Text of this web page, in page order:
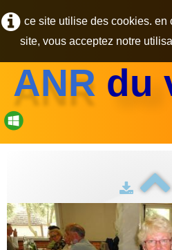
ce site utilise des cookies. en
site, vous acceptez notre
ANR du
accueil
photos▼
contact